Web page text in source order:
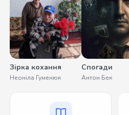
Зірка кохання
Неоніла Гуменюк
Спогади
Антон Бек